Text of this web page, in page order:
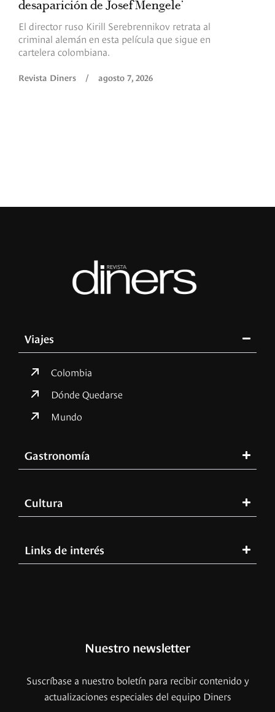
desaparición de Josef Mengele’
El director ruso Kirill Serebrennikov retrata al
criminal alemán en esta película que sigue en
cartelera colombiana.
Revista Diners / agosto 7, 2026
Viajes
Colombia
Dónde Quedarse
Mundo
Gastronomía
Cultura
Links de interés
Nuestro newsletter
Suscríbase a nuestro boletín para recibir contenido y
actualizaciones especiales del equipo Diners